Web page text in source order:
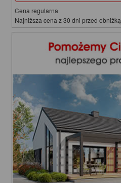
Cena regularna
Najniższa cena z 30 dni przed obniżką